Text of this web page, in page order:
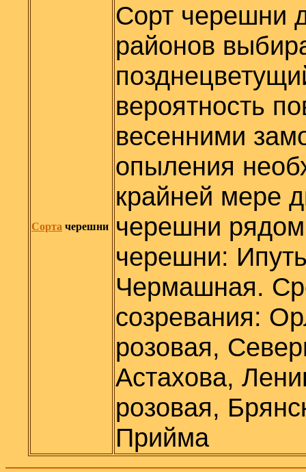
Сорта черешни
Сорт черешни
районов
вероятность
весенними
опыления
крайней мере
черешни
черешни:
Чермашная.
созревания:
розовая,
Астахова,
розовая,
Прийма